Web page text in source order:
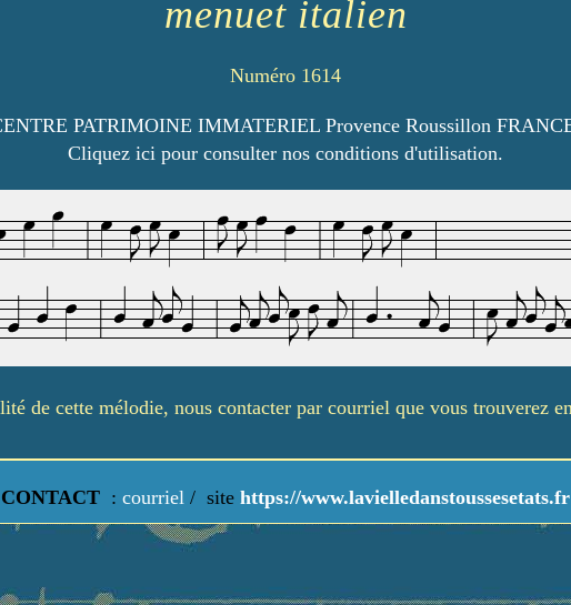
menuet italien
Numéro 1614
PATRIMOINE IMMATERIEL Provence Roussillon
Cliquez ici pour consulter nos conditions d'utilisation.
de cette mélodie, nous contacter par courriel que vous trouverez
CONTACT : courriel / site https://www.lavielledanstoussesetats.fr